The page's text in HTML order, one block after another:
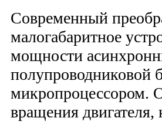
Современный
малогабаритное
мощности
полупроводниковой
микропроцессором.
вращения